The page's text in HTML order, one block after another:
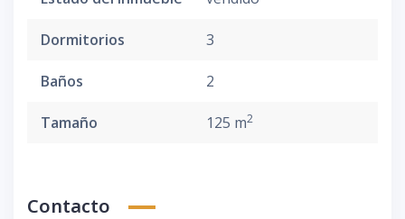
Dormitorios 3
Baños 2
Tamaño 125 m2
Contacto